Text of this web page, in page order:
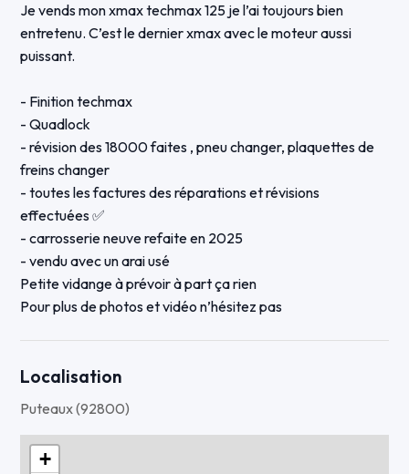
Je vends mon xmax techmax 125 je l’ai toujours bien
entretenu. C’est le dernier xmax avec le moteur aussi
puissant.
- Finition techmax
- Quadlock
- révision des 18000 faites , pneu changer, plaquettes de
freins changer
- toutes les factures des réparations et révisions
effectuées ✅
- carrosserie neuve refaite en 2025
- vendu avec un arai usé
Petite vidange à prévoir à part ça rien
Pour plus de photos et vidéo n’hésitez pas
Localisation
Puteaux (92800)
+